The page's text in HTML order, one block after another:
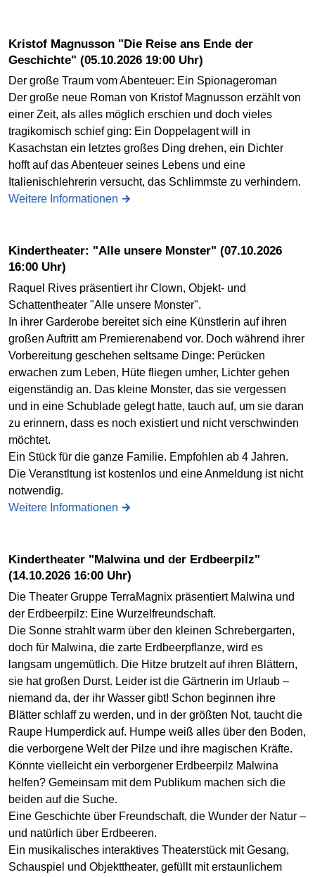
Kristof Magnusson "Die Reise ans Ende der
Geschichte" (05.10.2026 19:00 Uhr)
Der große Traum vom Abenteuer: Ein Spionageroman
Der große neue Roman von Kristof Magnusson erzählt von
einer Zeit, als alles möglich erschien und doch vieles
tragikomisch schief ging: Ein Doppelagent will in
Kasachstan ein letztes großes Ding drehen, ein Dichter
hofft auf das Abenteuer seines Lebens und eine
Italienischlehrerin versucht, das Schlimmste zu verhindern.
Weitere Informationen
Kindertheater: "Alle unsere Monster" (07.10.2026
16:00 Uhr)
Raquel Rives präsentiert ihr Clown, Objekt- und
Schattentheater "Alle unsere Monster".
In ihrer Garderobe bereitet sich eine Künstlerin auf ihren
großen Auftritt am Premierenabend vor. Doch während ihrer
Vorbereitung geschehen seltsame Dinge: Perücken
erwachen zum Leben, Hüte fliegen umher, Lichter gehen
eigenständig an. Das kleine Monster, das sie vergessen
und in eine Schublade gelegt hatte, tauch auf, um sie daran
zu erinnern, dass es noch existiert und nicht verschwinden
möchtet.
Ein Stück für die ganze Familie. Empfohlen ab 4 Jahren.
Die Veranstltung ist kostenlos und eine Anmeldung ist nicht
notwendig.
Weitere Informationen
Kindertheater "Malwina und der Erdbeerpilz"
(14.10.2026 16:00 Uhr)
Die Theater Gruppe TerraMagnix präsentiert Malwina und
der Erdbeerpilz: Eine Wurzelfreundschaft.
Die Sonne strahlt warm über den kleinen Schrebergarten,
doch für Malwina, die zarte Erdbeerpflanze, wird es
langsam ungemütlich. Die Hitze brutzelt auf ihren Blättern,
sie hat großen Durst. Leider ist die Gärtnerin im Urlaub –
niemand da, der ihr Wasser gibt! Schon beginnen ihre
Blätter schlaff zu werden, und in der größten Not, taucht die
Raupe Humperdick auf. Humpe weiß alles über den Boden,
die verborgene Welt der Pilze und ihre magischen Kräfte.
Könnte vielleicht ein verborgener Erdbeerpilz Malwina
helfen? Gemeinsam mit dem Publikum machen sich die
beiden auf die Suche.
Eine Geschichte über Freundschaft, die Wunder der Natur –
und natürlich über Erdbeeren.
Ein musikalisches interaktives Theaterstück mit Gesang,
Schauspiel und Objekttheater, gefüllt mit erstaunlichem